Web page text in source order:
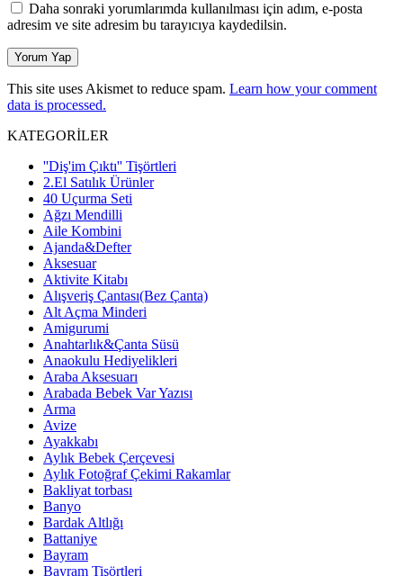
Daha sonraki yorumlarımda kullanılması için adım, e-posta
adresim ve site adresim bu tarayıcıya kaydedilsin.
This site uses Akismet to reduce spam. Learn how your comment
data is processed.
KATEGORİLER
''Diş'im Çıktı'' Tişörtleri
2.El Satılık Ürünler
40 Uçurma Seti
Ağzı Mendilli
Aile Kombini
Ajanda&Defter
Aksesuar
Aktivite Kitabı
Alışveriş Çantası(Bez Çanta)
Alt Açma Minderi
Amigurumi
Anahtarlık&Çanta Süsü
Anaokulu Hediyelikleri
Araba Aksesuarı
Arabada Bebek Var Yazısı
Arma
Avize
Ayakkabı
Aylık Bebek Çerçevesi
Aylık Fotoğraf Çekimi Rakamlar
Bakliyat torbası
Banyo
Bardak Altlığı
Battaniye
Bayram
Bayram Tişörtleri